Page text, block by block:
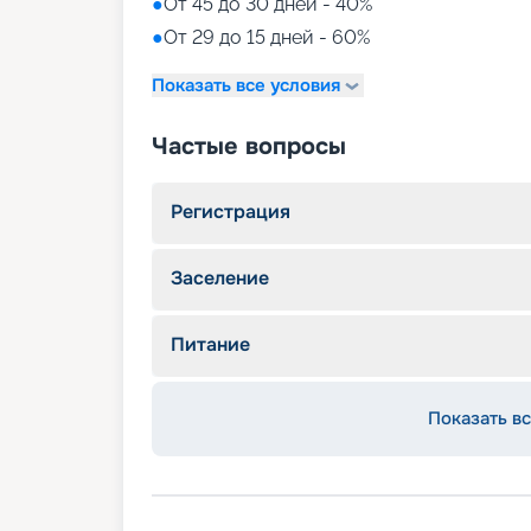
●От 29 до 15 дней - 60%
Показать все условия
Частые вопросы
Регистрация
Заселение
Питание
Показать